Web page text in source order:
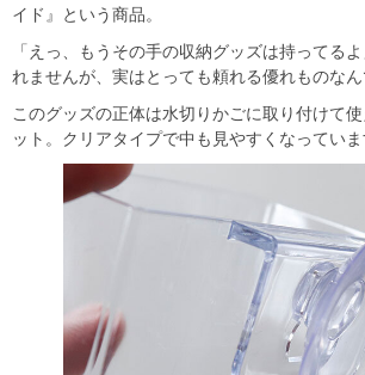
イド』という商品。
「えっ、もうその手の収納グッズは持ってる
れませんが、実はとっても頼れる優れものな
このグッズの正体は水切りかごに取り付けて
ット。クリアタイプで中も見やすくなっていま